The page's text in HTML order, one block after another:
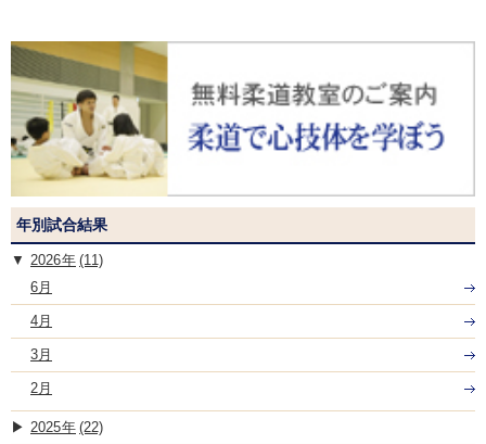
年別試合結果
2026
(11)
6月
4月
3月
2月
2025 (22)